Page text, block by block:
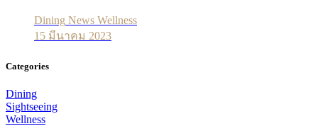
Dining News Wellness
15 มีนาคม 2023
Categories
Dining
Sightseeing
Wellness